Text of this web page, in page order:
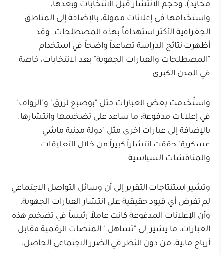
محايد)، وحجم الانتشار قبل الانتخابات وبعدها،
واستخدامها في إعلانات ممولة، بالإضافة إلى المناطق
الجغرافية الأكثر استهدافاً بهذه المصطلحات. وقد
أظهرت نتائج الدراسة تصاعداً واضحاً في استخدام
"المصطلحات والعبارات الجهوية" بعد الانتخابات، خاصة
في المدن الكبرى.
واستُخدمت بعض العبارات مثل "بوصبع لزرق" و"الزواف"
في إعلانات مدفوعة؛ ما ساعد على تضخيمها وانتشارها.
بالإضافة إلى عبارات اخرى مثل "دولة مدنية ماشي
عسكرية" حققت انتشاراً كبيراً من خلال التعليقات
والمناقشات السياسية.
وتشير استنتاجات التقرير إلى أن وسائل التواصل الاجتماعي
لم تفرض أي قيود حقيقية على انتشار العبارات الجهوية،
وأن الإعلانات المدفوعة كانت عاملاً رئيساً في تضخيم هذه
العبارات، ما يشير إلى "تساهل " المنصات الرقمية مقابل
أرباح مالية، من دون النظر في الضرر الاجتماعي الحاصل.